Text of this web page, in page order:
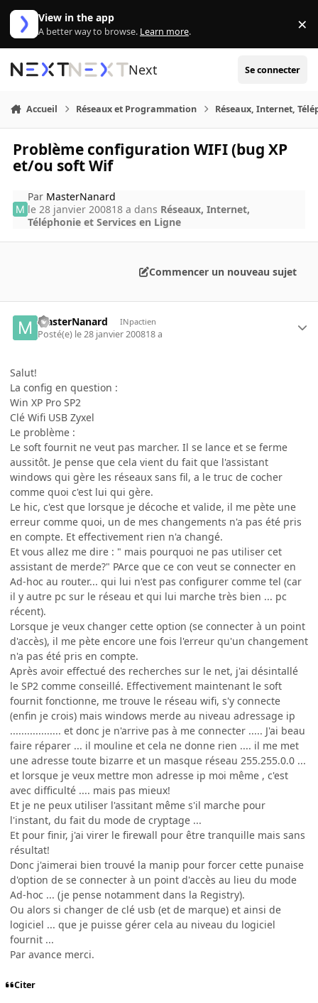
Aller au contenu
View in the app
A better way to browse. Learn more. ×
Next Se connecter
Accueil Réseaux et Programmation Réseaux, Internet,
Problème configuration WIFI (bug XP
et/ou soft Wif
Par MasterNanard
le 28 janvier 200818 a dans Réseaux, Internet,
Téléphonie et Services en Ligne
Commencer un nouveau sujet
MasterNanard INpactien
Posté(e) le 28 janvier 200818 a
Salut!
La config en question :
Win XP Pro SP2
Clé Wifi USB Zyxel
Le problème :
Le soft fournit ne veut pas marcher. Il se lance et se ferme
aussitôt. Je pense que cela vient du fait que l'assistant
windows qui gère les réseaux sans fil, a le truc de cocher
comme quoi c'est lui qui gère.
Le hic, c'est que lorsque je décoche et valide, il me pète une
erreur comme quoi, un de mes changements n'a pas été pris
en compte. Et effectivement rien n'a changé.
Et vous allez me dire : " mais pourquoi ne pas utiliser cet
assistant de merde?" PArce que ce con veut se connecter en
Ad-hoc au router... qui lui n'est pas configurer comme tel (car
il y autre pc sur le réseau et qui lui marche très bien ... pc
récent).
Lorsque je veux changer cette option (se connecter à un point
d'accès), il me pète encore une fois l'erreur qu'un changement
n'a pas été pris en compte.
Après avoir effectué des recherches sur le net, j'ai désintallé
le SP2 comme conseillé. Effectivement maintenant le soft
fournit fonctionne, me trouve le réseau wifi, s'y connecte
(enfin je crois) mais windows merde au niveau adressage ip
.................. et donc je n'arrive pas à me connecter ..... J'ai beau
faire réparer ... il mouline et cela ne donne rien .... il me met
une adresse toute bizarre et un masque réseau 255.255.0.0 ...
et lorsque je veux mettre mon adresse ip moi même , c'est
avec difficulté .... mais pas mieux!
Et je ne peux utiliser l'assitant même s'il marche pour
l'instant, du fait du mode de cryptage ...
Et pour finir, j'ai virer le firewall pour être tranquille mais sans
résultat!
Donc j'aimerai bien trouvé la manip pour forcer cette punaise
d'option de se connecter à un point d'accès au lieu du mode
Ad-hoc ... (je pense notamment dans la Registry).
Ou alors si changer de clé usb (et de marque) et ainsi de
logiciel ... que je puisse gérer cela au niveau du logiciel
fournit ...
Par avance merci.
Citer